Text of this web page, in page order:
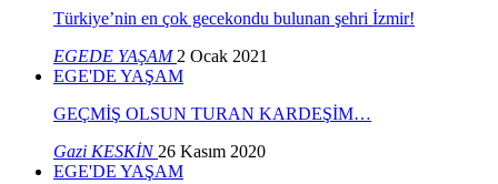
Türkiye’nin en çok gecekondu bulunan şehri İzmir!
EGEDE YAŞAM 2 Ocak 2021
EGE'DE YAŞAM
GEÇMİŞ OLSUN TURAN KARDEŞİM…
Gazi KESKİN 26 Kasım 2020
EGE'DE YAŞAM